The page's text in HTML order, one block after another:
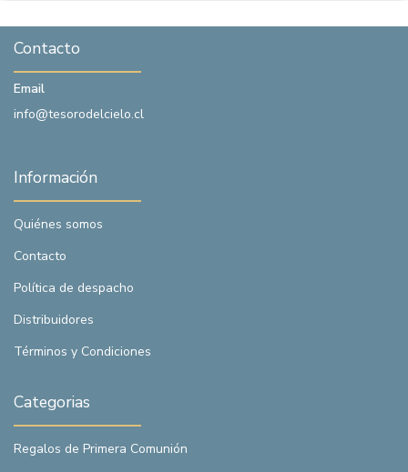
Contacto
Email
info@tesorodelcielo.cl
Información
Quiénes somos
Contacto
Política de despacho
Distribuidores
Términos y Condiciones
Categorias
Regalos de Primera Comunión